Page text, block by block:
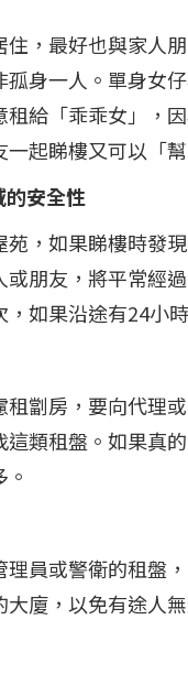
，最好也與家人
身一人。單身女
給「乖乖女」，
起睇樓又可以「
安全性
，如果睇樓時發
朋友，將平常經
如果沿途有24小
劏房，要向代理
類租盤。如果真
員或警衛的租盤
廈，以免有途人